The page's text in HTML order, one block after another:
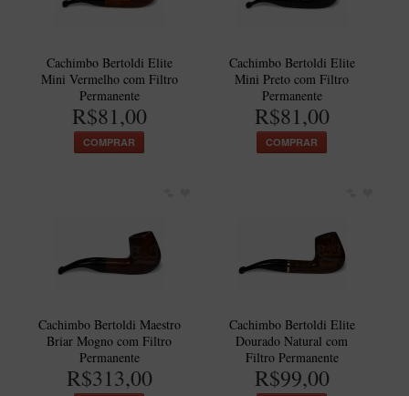
Cachimbo Bertoldi Elite
Mini Vermelho com Filtro
Permanente
R$81,00
COMPRAR
Cachimbo Bertoldi Elite
Mini Preto com Filtro
Permanente
R$81,00
COMPRAR
Cachimbo Bertoldi Maestro
Briar Mogno com Filtro
Permanente
R$313,00
Cachimbo Bertoldi Elite
Dourado Natural com
Filtro Permanente
R$99,00